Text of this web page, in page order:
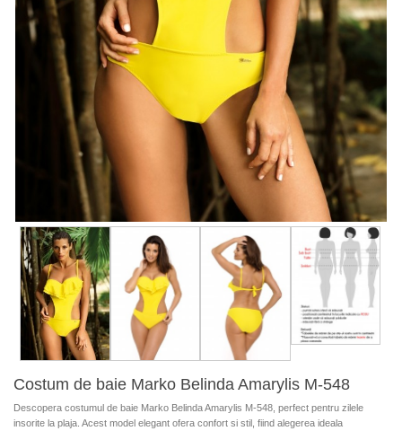
Costum de baie Marko Belinda Amarylis M-548
Descopera costumul de baie Marko Belinda Amarylis M-548, perfect pentru zilele
insorite la plaja. Acest model elegant ofera confort si stil, fiind alegerea ideala